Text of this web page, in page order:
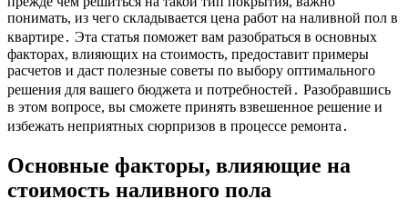
понимать, из чего складывается цена работ на наливной пол в
квартире․ Эта статья поможет вам разобраться в основных
факторах, влияющих на стоимость, предоставит примеры
расчетов и даст полезные советы по выбору оптимального
решения для вашего бюджета и потребностей․ Разобравшись
в этом вопросе, вы сможете принять взвешенное решение и
избежать неприятных сюрпризов в процессе ремонта․
Основные факторы, влияющие на
стоимость наливного пола